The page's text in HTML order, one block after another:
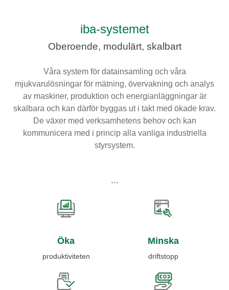
iba-systemet
Oberoende, modulärt, skalbart
Våra system för datainsamling och våra
mjukvarulösningar för mätning, övervakning och analys
av maskiner, produktion och energianläggningar är
skalbara och kan därför byggas ut i takt med ökade krav.
De växer med verksamhetens behov och kan
kommunicera med i princip alla vanliga industriella
styrsystem.
```
Öka
produktiviteten
Minska
driftstopp